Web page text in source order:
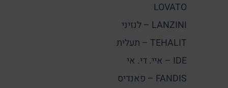
LOVATO
LANZINI – לנזיני
TEHALIT – תעלית
IDE – איי. די. אי
FANDIS – פאנדיס